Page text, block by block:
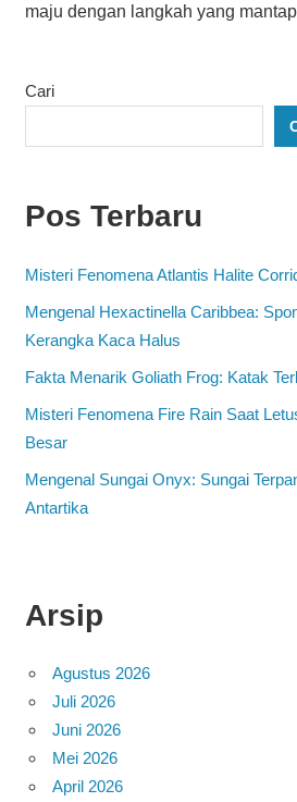
maju dengan langkah yang
Cari
Pos Terbaru
Misteri Fenomena Atlantis Halite
Mengenal Hexactinella Caribbea:
Kerangka Kaca Halus
Fakta Menarik Goliath Frog: Katak
Misteri Fenomena Fire Rain Saat
Besar
Mengenal Sungai Onyx: Sungai
Antartika
Arsip
Agustus 2026
Juli 2026
Juni 2026
Mei 2026
April 2026